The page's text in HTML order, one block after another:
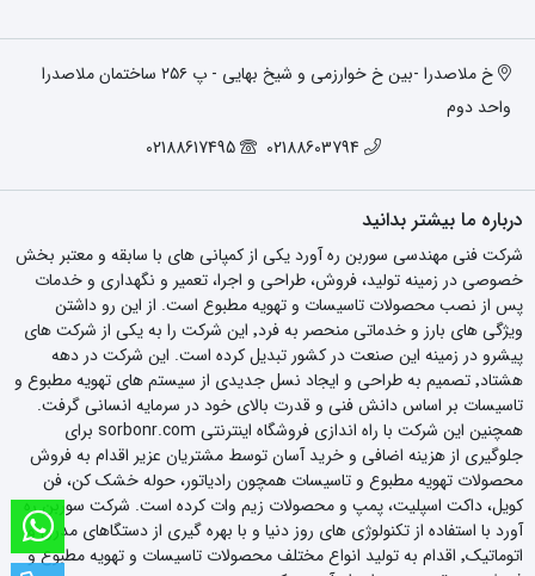
خ ملاصدرا -بین خ خوارزمی و شیخ بهایی - پ ۲۵۶ ساختمان ملاصدرا
واحد دوم
02188603794
02188617495
درباره ما بیشتر بدانید
شرکت فنی مهندسی سوربن ره آورد یکی از کمپانی های با سابقه و معتبر بخش
خصوصی در زمینه تولید، فروش، طراحی و اجرا، تعمیر و نگهداری و خدمات
پس از نصب محصولات تاسیسات و تهویه مطبوع است. از این رو داشتن
ویژگی های بارز و خدماتی منحصر به فرد٬ این شرکت را به یکی از شرکت های
پیشرو در زمینه این صنعت در کشور تبدیل کرده است. این شرکت در دهه
هشتاد٬ تصمیم به طراحی و ایجاد نسل جدیدی از سیستم های تهویه مطبوع و
تاسیسات بر اساس دانش فنی و قدرت بالای خود در سرمایه انسانی گرفت.
همچنین این شرکت با راه اندازی فروشگاه اینترنتی sorbonr.com برای
جلوگیری از هزینه اضافی و خرید آسان توسط مشتریان عزیر اقدام به فروش
محصولات تهویه مطبوع و تاسیسات همچون رادیاتور، حوله خشک کن، فن
کویل، داکت اسپلیت، پمپ و محصولات زیم وات کرده است. شرکت سوربن ره
آورد با استفاده از تکنولوژی های روز دنیا و با بهره گیری از دستگاهای مدرن و
اتوماتیک٬ اقدام به تولید انواع مختلف محصولات تاسیسات و تهویه مطبوع و